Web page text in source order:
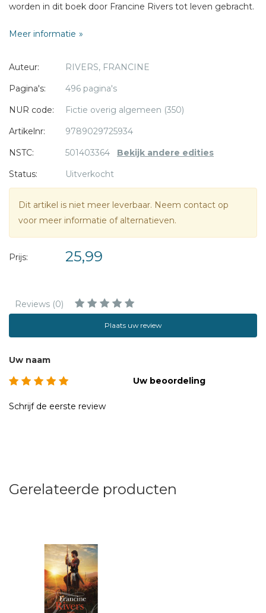
worden in dit boek door Francine Rivers tot leven gebracht.
steeds relevant, en gaan over thema's als geloof, liefde,
Meer informatie
Auteur:
RIVERS, FRANCINE
Pagina's:
496 pagina's
NUR code:
Fictie overig algemeen (350)
Artikelnr:
9789029725934
NSTC:
501403364 Bekijk andere edities
Status:
Uitverkocht
Dit artikel is niet meer leverbaar. Neem contact op
voor meer informatie of alternatieven.
Prijs: 25,99
Reviews (0)
Plaats uw review
Uw naam
Uw beoordeling
Schrijf de eerste review
Gerelateerde producten